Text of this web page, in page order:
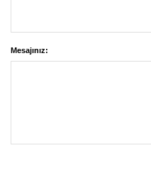
Mesajınız: